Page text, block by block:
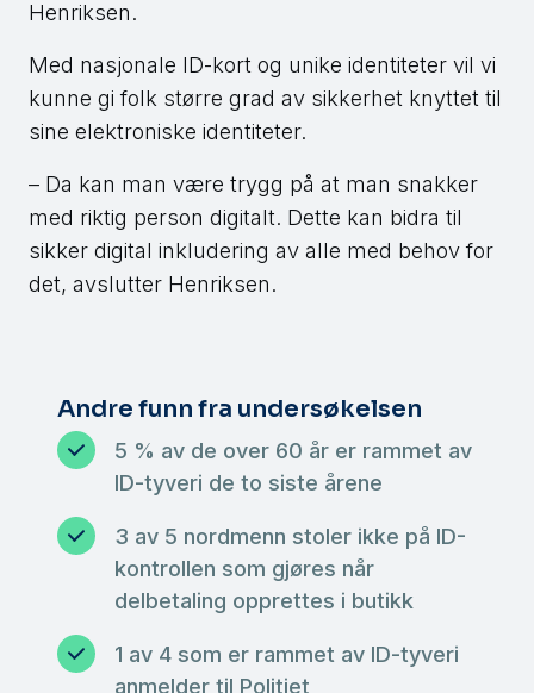
Henriksen.
Med nasjonale ID-kort og unike identiteter vil vi
kunne gi folk større grad av sikkerhet knyttet til
sine elektroniske identiteter.
– Da kan man være trygg på at man snakker
med riktig person digitalt. Dette kan bidra til
sikker digital inkludering av alle med behov for
det, avslutter Henriksen.
Andre funn fra undersøkelsen
5 % av de over 60 år er rammet av
ID-tyveri de to siste årene
3 av 5 nordmenn stoler ikke på ID-
kontrollen som gjøres når
delbetaling opprettes i butikk
1 av 4 som er rammet av ID-tyveri
anmelder til Politiet